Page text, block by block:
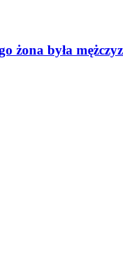
żona była